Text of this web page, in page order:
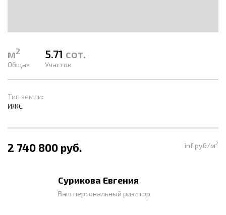
м2
Общая
5.71 сот.
Участок
Тип земли:
ИЖС
2 740 800 руб. inf руб/м2
Сурикова Евгения
Ваш персональный риэлтор